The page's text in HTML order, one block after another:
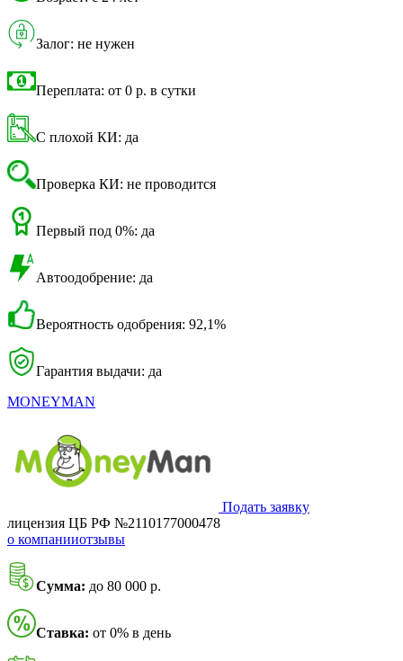
Залог: не нужен
Переплата: от 0 р. в сутки
С плохой КИ: да
Проверка КИ: не проводится
Первый под 0%: да
Автоодобрение: да
Вероятность одобрения: 92,1%
Гарантия выдачи: да
MONEYMAN
Подать заявку
лицензия ЦБ РФ №2110177000478
о компанииотзывы
Сумма: до 80 000 р.
Ставка: от 0% в день